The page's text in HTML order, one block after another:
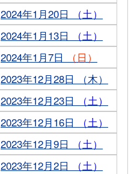
2024年1月20日
（土）
2024年1月13日
（土）
2024年1月7日
（日）
2023年12月28日 （木）
2023年12月23日
（土）
2023年12月16日
（土）
2023年12月9日
（土）
2023年12月2日 （土）